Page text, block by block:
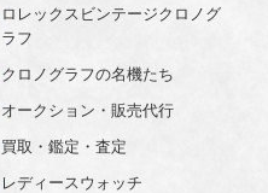
ロレックスビンテージクロノグ
ラフ
クロノグラフの名機たち
オークション・販売代行
買取・鑑定・査定
レディースウォッチ